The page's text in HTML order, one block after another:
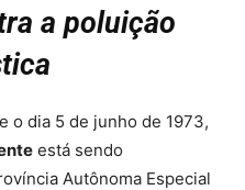
a poluição
o dia 5 de junho de 1973,
está sendo
Autônoma Especial